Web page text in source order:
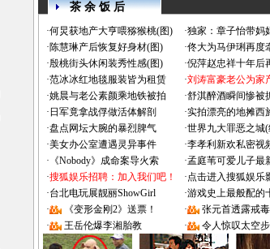
茶 余 饭 后
·何炅获地产大亨喂猕猴桃(图) ·独家：章子怡带妈
·陈慧琳产后恢复好身材(图) ·佟大为马伊琍再度
·殷桃街头休闲装秀性感(图) ·倪萍赵忠祥十年后
·范冰冰红地毯服装皆为租赁 ·刘涛富豪老公为家
·姚晨与老公素颜乘地铁被拍 ·舒淇醉酒瞬间惨被
· 日军竟拿战俘做活体解剖 ·实拍漂亮的地摊西
·盘点网坛大腕的暴烈脾气 ·世界九大罪恶之城
·美女办公室遭遇灵异事件 ·李孝利新欢私密视
· 《Nobody》成命案导火索 ·孟庭苇可爱儿子最
·搜狐娱乐招聘：加入我们吧！ ·点击进入搜狐娱乐
·台北电玩展靓丽ShowGirl ·游戏史上最般配的
·
《变形金刚2》送票！ ·
张元首透露戒
·
王岳伦爆李湘胎教 · 令人惊叹太空